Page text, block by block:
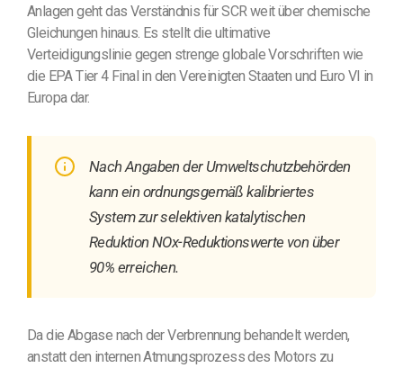
Anlagen geht das Verständnis für SCR weit über chemische
Gleichungen hinaus. Es stellt die ultimative
Verteidigungslinie gegen strenge globale Vorschriften wie
die EPA Tier 4 Final in den Vereinigten Staaten und Euro VI in
Europa dar.
Nach Angaben der Umweltschutzbehörden
kann ein ordnungsgemäß kalibriertes
System zur selektiven katalytischen
Reduktion NOx-Reduktionswerte von über
90% erreichen.
Da die Abgase nach der Verbrennung behandelt werden,
anstatt den internen Atmungsprozess des Motors zu